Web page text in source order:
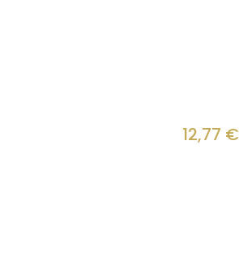
12,77 €